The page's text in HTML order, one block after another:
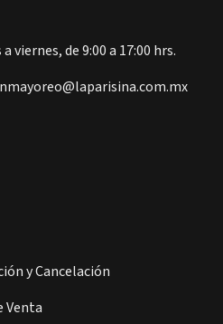
viernes, de 9:00 a 17:00 hrs.
y Cancelación
Venta